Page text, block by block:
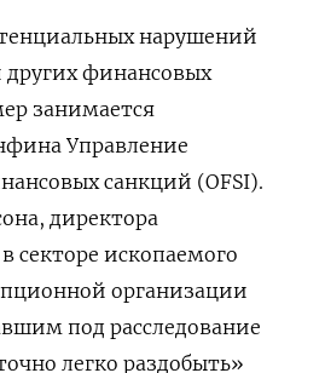
нарушений
других финансовых
занимается
Управление
санкций (OFSI).
директора
секторе ископаемого
организации
под расследование
легко раздобыть»